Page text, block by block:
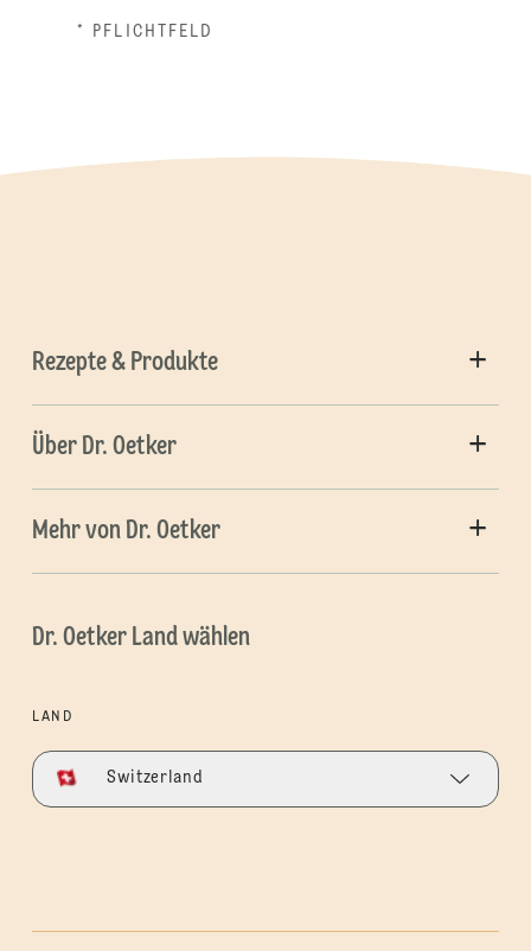
* PFLICHTFELD
Rezepte & Produkte
Über Dr. Oetker
Mehr von Dr. Oetker
Dr. Oetker Land wählen
LAND
Switzerland